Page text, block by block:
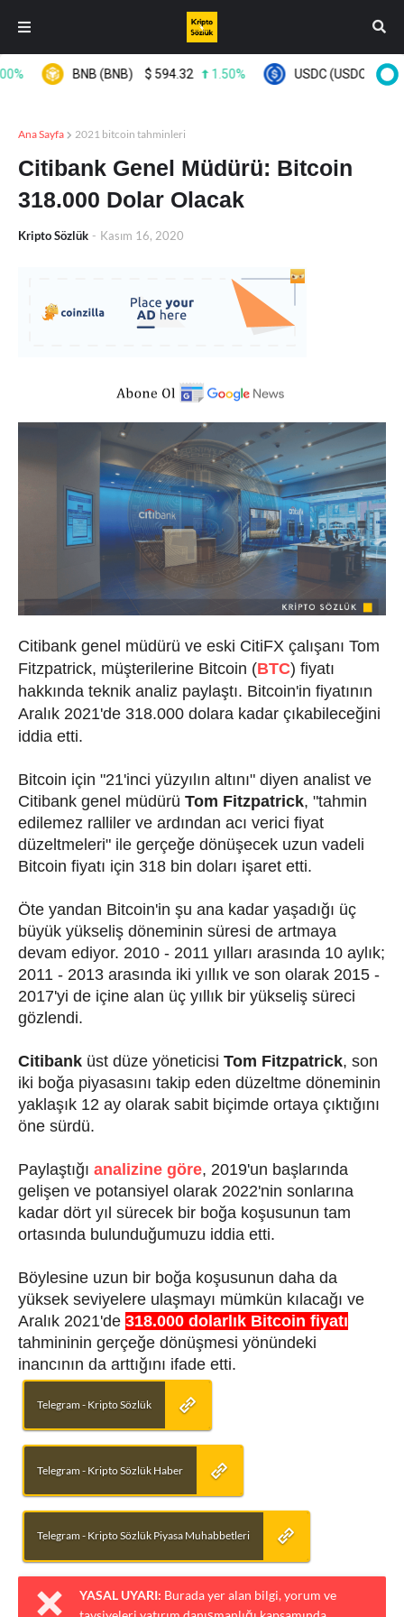
BNB (BNB) $ 594.32 1.50% USDC (USDC) $
Ana Sayfa 2021 bitcoin tahminleri
Citibank Genel Müdürü: Bitcoin
318.000 Dolar Olacak
Kripto Sözlük - Kasım 16, 2020
Citibank genel müdürü ve eski CitiFX çalışanı Tom
Fitzpatrick, müşterilerine Bitcoin (BTC) fiyatı
hakkında teknik analiz paylaştı. Bitcoin'in fiyatının
Aralık 2021'de 318.000 dolara kadar çıkabileceğini
iddia etti.
Bitcoin için "21'inci yüzyılın altını" diyen analist ve
Citibank genel müdürü Tom Fitzpatrick, "tahmin
edilemez ralliler ve ardından acı verici fiyat
düzeltmeleri" ile gerçeğe dönüşecek uzun vadeli
Bitcoin fiyatı için 318 bin doları işaret etti.
Öte yandan Bitcoin'in şu ana kadar yaşadığı üç
büyük yükseliş döneminin süresi de artmaya
devam ediyor. 2010 - 2011 yılları arasında 10 aylık;
2011 - 2013 arasında iki yıllık ve son olarak 2015 -
2017'yi de içine alan üç yıllık bir yükseliş süreci
gözlendi.
Citibank üst düze yöneticisi Tom Fitzpatrick, son
iki boğa piyasasını takip eden düzeltme döneminin
yaklaşık 12 ay olarak sabit biçimde ortaya çıktığını
öne sürdü.
Paylaştığı analizine göre, 2019'un başlarında
gelişen ve potansiyel olarak 2022'nin sonlarına
kadar dört yıl sürecek bir boğa koşusunun tam
ortasında bulunduğumuzu iddia etti.
Böylesine uzun bir boğa koşusunun daha da
yüksek seviyelere ulaşmayı mümkün kılacağı ve
Aralık 2021'de 318.000 dolarlık Bitcoin fiyatı
tahmininin gerçeğe dönüşmesi yönündeki
inancının da arttığını ifade etti.
Telegram - Kripto Sözlük
Telegram - Kripto Sözlük Haber
Telegram - Kripto Sözlük Piyasa Muhabbetleri
YASAL UYARI: Burada yer alan bilgi, yorum ve